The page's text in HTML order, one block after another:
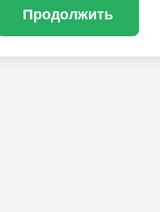
Продолжить